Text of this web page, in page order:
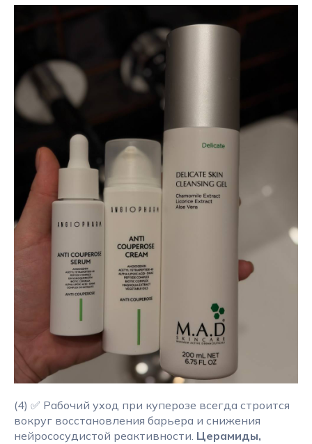
(4) ✅ Рабочий уход при куперозе всегда строится
вокруг восстановления барьера и снижения
нейрососудистой реактивности. Церамиды,